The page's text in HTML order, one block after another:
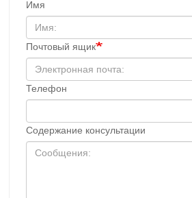
Имя
Почтовый ящик
Телефон
Содержание консультации